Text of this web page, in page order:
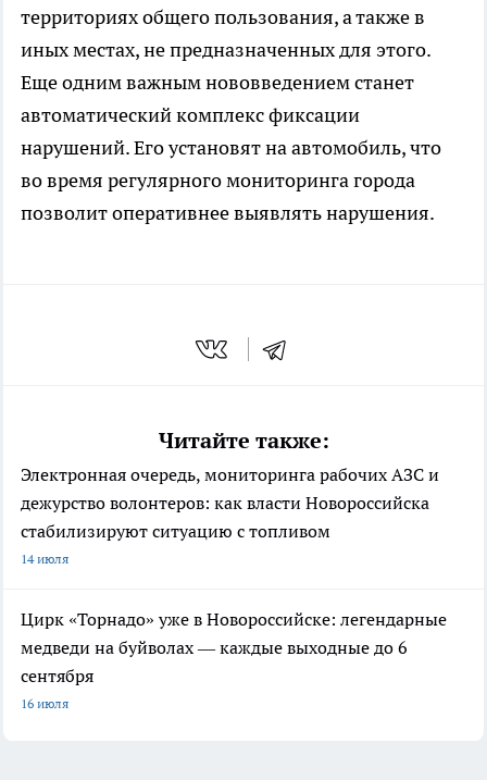
территориях общего пользования, а также в
иных местах, не предназначенных для этого.
Еще одним важным нововведением станет
автоматический комплекс фиксации
нарушений. Его установят на автомобиль, что
во время регулярного мониторинга города
позволит оперативнее выявлять нарушения.
Читайте также:
Электронная очередь, мониторинга рабочих АЗС и
дежурство волонтеров: как власти Новороссийска
стабилизируют ситуацию с топливом
14 июля
Цирк «Торнадо» уже в Новороссийске: легендарные
медведи на буйволах — каждые выходные до 6
сентября
16 июля